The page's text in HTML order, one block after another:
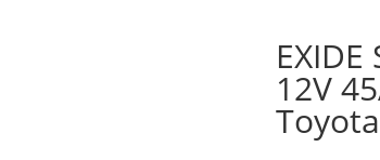
12V